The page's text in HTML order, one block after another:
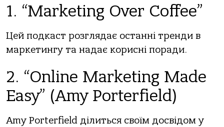
1. “Marketing Over Coffee”
Цей подкаст розглядає останні тренди в
маркетингу та надає корисні поради.
2. “Online Marketing Made
Easy” (Amy Porterfield)
Amy Porterfield ділиться своїм досвідом у